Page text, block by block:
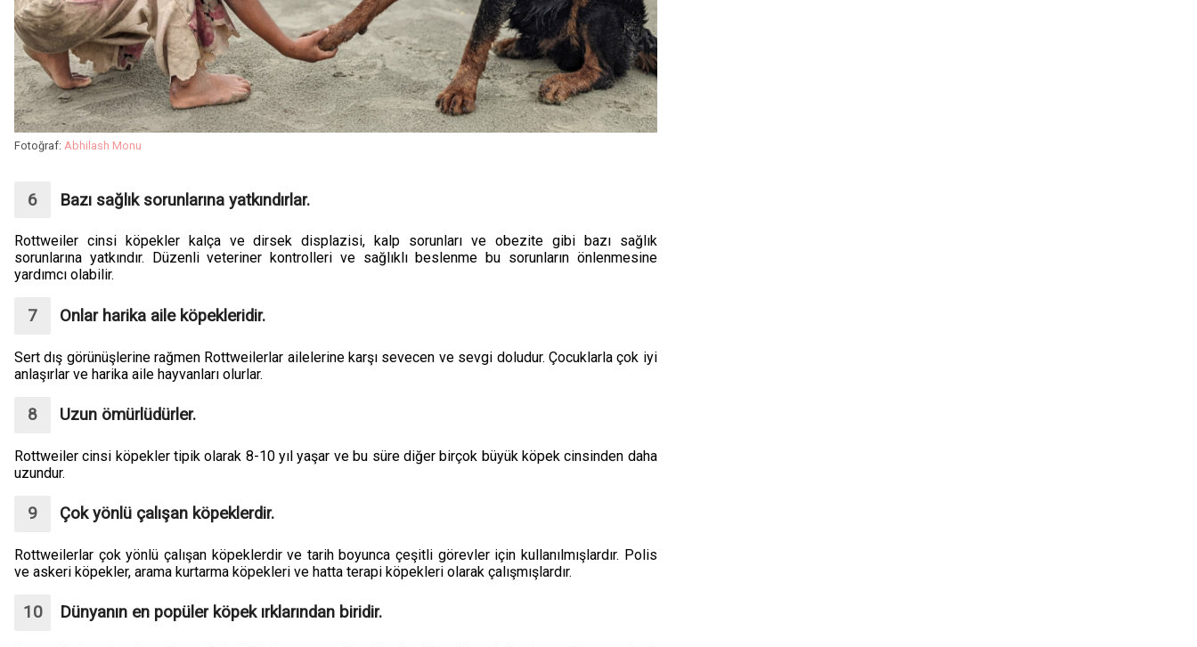
Fotoğraf: Abhilash Monu
Bazı sağlık sorunlarına yatkındırlar.
Rottweiler cinsi köpekler kalça ve dirsek displazisi, kalp sorunları ve obezite gibi bazı sağlık
sorunlarına yatkındır. Düzenli veteriner kontrolleri ve sağlıklı beslenme bu sorunların önlenmesine
yardımcı olabilir.
Onlar harika aile köpekleridir.
Sert dış görünüşlerine rağmen Rottweilerlar ailelerine karşı sevecen ve sevgi doludur. Çocuklarla çok iyi
anlaşırlar ve harika aile hayvanları olurlar.
Uzun ömürlüdürler.
Rottweiler cinsi köpekler tipik olarak 8-10 yıl yaşar ve bu süre diğer birçok büyük köpek cinsinden daha
uzundur.
Çok yönlü çalışan köpeklerdir.
Rottweilerlar çok yönlü çalışan köpeklerdir ve tarih boyunca çeşitli görevler için kullanılmışlardır. Polis
ve askeri köpekler, arama kurtarma köpekleri ve hatta terapi köpekleri olarak çalışmışlardır.
Dünyanın en popüler köpek ırklarından biridir.